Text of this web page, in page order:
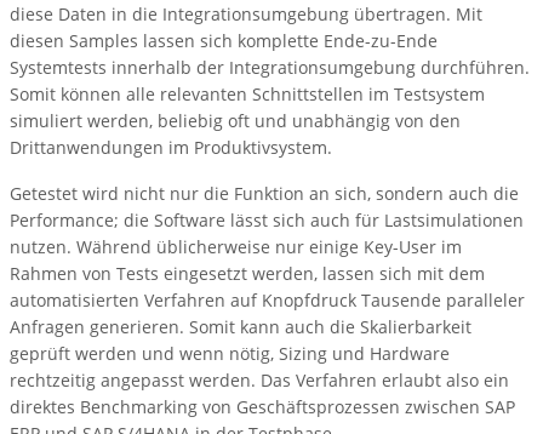
diese Daten in die Integrationsumgebung übertragen. Mit
diesen Samples lassen sich komplette Ende-zu-Ende
Systemtests innerhalb der Integrationsumgebung durchführen.
Somit können alle relevanten Schnittstellen im Testsystem
simuliert werden, beliebig oft und unabhängig von den
Drittanwendungen im Produktivsystem.
Getestet wird nicht nur die Funktion an sich, sondern auch die
Performance; die Software lässt sich auch für Lastsimulationen
nutzen. Während üblicherweise nur einige Key-User im
Rahmen von Tests eingesetzt werden, lassen sich mit dem
automatisierten Verfahren auf Knopfdruck Tausende paralleler
Anfragen generieren. Somit kann auch die Skalierbarkeit
geprüft werden und wenn nötig, Sizing und Hardware
rechtzeitig angepasst werden. Das Verfahren erlaubt also ein
direktes Benchmarking von Geschäftsprozessen zwischen SAP